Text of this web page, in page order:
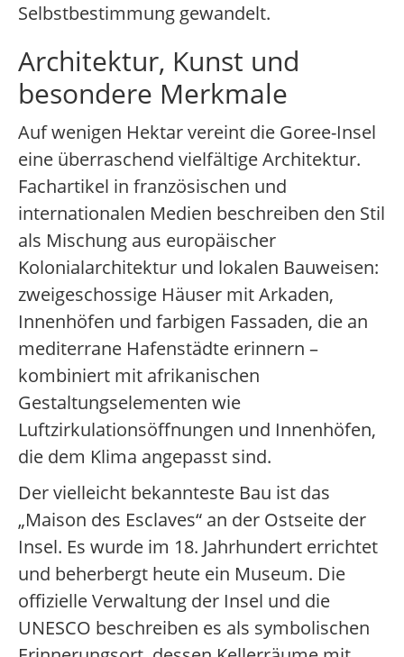
Selbstbestimmung gewandelt.
Architektur, Kunst und
besondere Merkmale
Auf wenigen Hektar vereint die Goree-Insel
eine überraschend vielfältige Architektur.
Fachartikel in französischen und
internationalen Medien beschreiben den Stil
als Mischung aus europäischer
Kolonialarchitektur und lokalen Bauweisen:
zweigeschossige Häuser mit Arkaden,
Innenhöfen und farbigen Fassaden, die an
mediterrane Hafenstädte erinnern –
kombiniert mit afrikanischen
Gestaltungselementen wie
Luftzirkulationsöffnungen und Innenhöfen,
die dem Klima angepasst sind.
Der vielleicht bekannteste Bau ist das
„Maison des Esclaves“ an der Ostseite der
Insel. Es wurde im 18. Jahrhundert errichtet
und beherbergt heute ein Museum. Die
offizielle Verwaltung der Insel und die
UNESCO beschreiben es als symbolischen